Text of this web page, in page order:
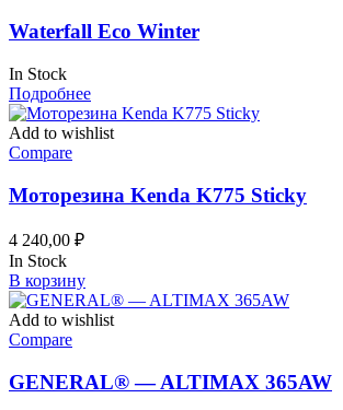
Waterfall Eco Winter
In Stock
Подробнее
Add to wishlist
Compare
Моторезина Kenda K775 Sticky
4 240,00 ₽
In Stock
В корзину
Add to wishlist
Compare
GENERAL® — ALTIMAX 365AW